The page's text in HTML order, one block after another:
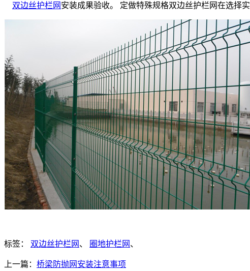
双边丝护栏网 安装成果验收。 定做特殊规格双边丝护栏网在选择
标签： 双边丝护栏网 、 圈地护栏网 、
上一篇： 桥梁防抛网安装注意事项